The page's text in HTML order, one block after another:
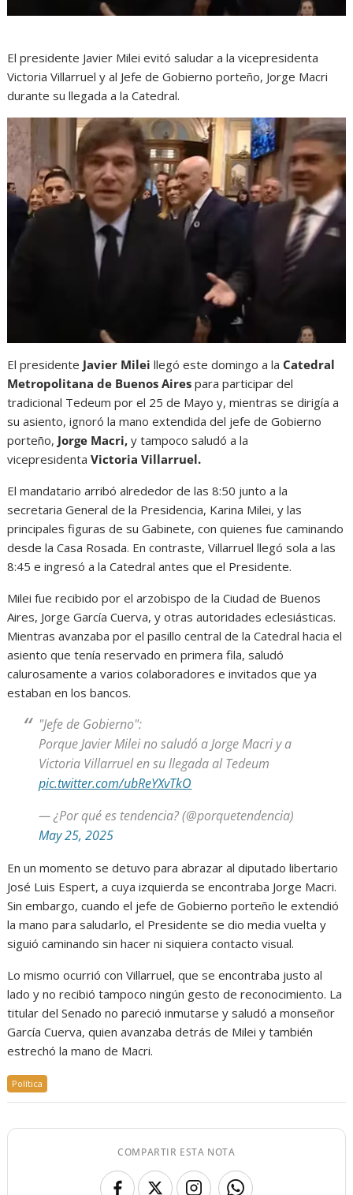
El presidente Javier Milei evitó saludar a la vicepresidenta
Victoria Villarruel y al Jefe de Gobierno porteño, Jorge Macri
durante su llegada a la Catedral.
El presidente Javier Mileillegó este domingo a la Catedral
Metropolitana de Buenos Aires para participar del
tradicional Tedeum por el 25 de Mayo y, mientras se dirigía a
su asiento, ignoró la mano extendida del jefe de Gobierno
porteño, Jorge Macri,y tampoco saludó a la
vicepresidenta Victoria Villarruel.
El mandatario arribó alrededor de las 8:50 junto a la
secretaria General de la Presidencia, Karina Milei, y las
principales figuras de su Gabinete, con quienes fue caminando
desde la Casa Rosada. En contraste, Villarruel llegó sola a las
8:45 e ingresó a la Catedral antes que el Presidente.
Milei fue recibido por el arzobispo de la Ciudad de Buenos
Aires, Jorge García Cuerva, y otras autoridades eclesiásticas.
Mientras avanzaba por el pasillo central de la Catedral hacia el
asiento que tenía reservado en primera fila, saludó
calurosamente a varios colaboradores e invitados que ya
estaban en los bancos.
"Jefe de Gobierno":
Porque Javier Milei no saludó a Jorge Macri y a
Victoria Villarruel en su llegada al Tedeum
pic.twitter.com/ubReYXvTkO
— ¿Por qué es tendencia? (@porquetendencia)
May 25, 2025
En un momento se detuvo para abrazar al diputado libertario
José Luis Espert, a cuya izquierda se encontraba Jorge Macri.
Sin embargo, cuando el jefe de Gobierno porteño le extendió
la mano para saludarlo, el Presidente se dio media vuelta y
siguió caminando sin hacer ni siquiera contacto visual.
Lo mismo ocurrió con Villarruel, que se encontraba justo al
lado y no recibió tampoco ningún gesto de reconocimiento. La
titular del Senado no pareció inmutarse y saludó a monseñor
García Cuerva, quien avanzaba detrás de Milei y también
estrechó la mano de Macri.
Política
COMPARTIR ESTA NOTA